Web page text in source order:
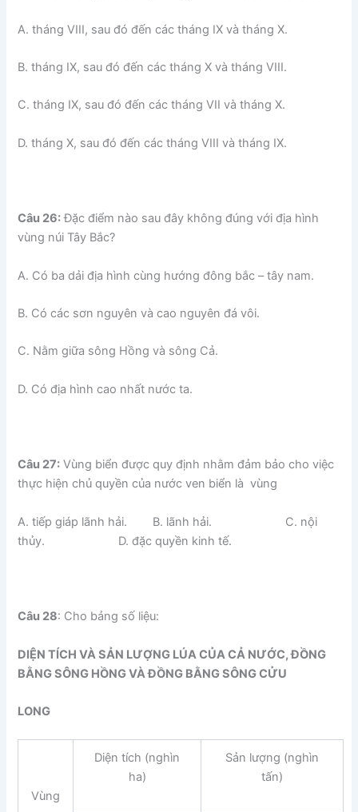
A. tháng VIII, sau đó đến các tháng IX và tháng X.
B. tháng IX, sau đó đến các tháng X và tháng VIII.
C. tháng IX, sau đó đến các tháng VII và tháng X.
D. tháng X, sau đó đến các tháng VIII và tháng IX.
Câu 26:Đặc điểm nào sau đây không đúng với địa hình
vùng núi Tây Bắc?
A. Có ba dải địa hình cùng hướng đông bắc – tây nam.
B. Có các sơn nguyên và cao nguyên đá vôi.
C. Nằm giữa sông Hồng và sông Cả.
D. Có địa hình cao nhất nước ta.
Câu 27: Vùng biển được quy định nhằm đảm bảo cho việc
thực hiện chủ quyền của nước ven biển là vùng
A. tiếp giáp lãnh hải. B. lãnh hải. C. nội
thủy. D. đặc quyền kinh tế.
Câu 28: Cho bảng số liệu:
DIỆN TÍCH VÀ SẢN LƯỢNG LÚA CỦA CẢ NƯỚC, ĐỒNG
BẰNG SÔNG HỒNG VÀ ĐỒNG BẰNG SÔNG CỬU
LONG
Vùng
Diện tích (nghìn
ha)
Sản lượng (nghìn
tấn)